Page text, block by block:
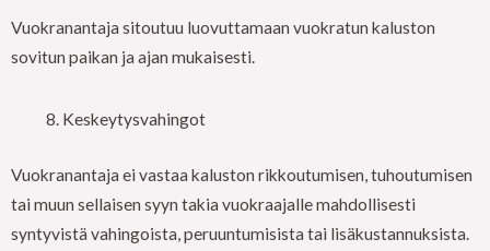
Vuokranantaja sitoutuu luovuttamaan vuokratun kaluston
sovitun paikan ja ajan mukaisesti.
Keskeytysvahingot
Vuokranantaja ei vastaa kaluston rikkoutumisen, tuhoutumisen
tai muun sellaisen syyn takia vuokraajalle mahdollisesti
syntyvistä vahingoista, peruuntumisista tai lisäkustannuksista.